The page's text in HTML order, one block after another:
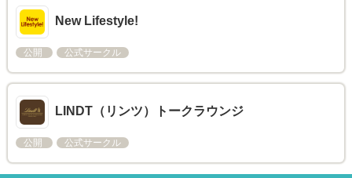
New Lifestyle!
公開 公式サークル
LINDT（リンツ）トークラウンジ
公開 公式サークル